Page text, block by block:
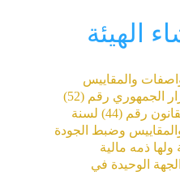
الهيئة
والمقاييس
وضبط الجودة بموجب القرار الجمهوري رقم (52)
لسنة 2000م استناداً إلى القانون رقم (44) لسنة
والمقاييس وضبط الجودة
ولها ذمه مالية
الوحيدة في